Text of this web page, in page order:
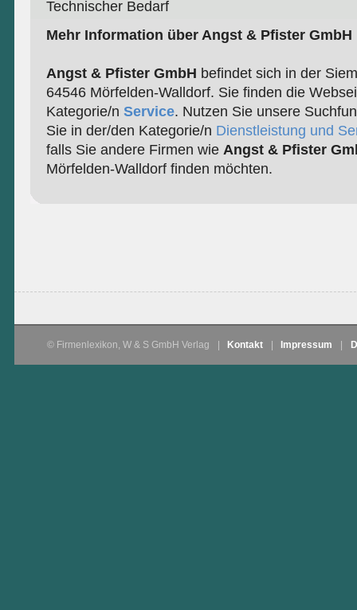
Technischer Bedarf
Mehr Information über Angst & Pfister GmbH
Angst & Pfister GmbH befindet sich in der
64546 Mörfelden-Walldorf. Sie finden die
Kategorie/n Service. Nutzen Sie unsere
Sie in der/den Kategorie/n Dienstleistung und
falls Sie andere Firmen wie Angst & Pfister
Mörfelden-Walldorf finden möchten.
© Firmenlexikon, W & S GmbH Verlag Kontakt Impressum